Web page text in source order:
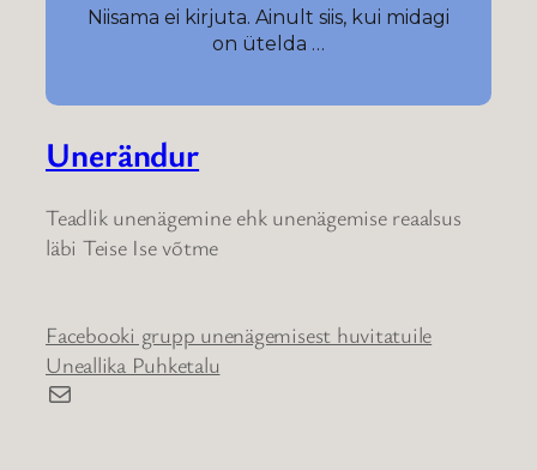
Niisama ei kirjuta. Ainult siis, kui midagi
on ütelda …
Unerändur
Teadlik unenägemine ehk unenägemise reaalsus
läbi Teise Ise võtme
Facebooki grupp unenägemisest huvitatuile
Uneallika Puhketalu
E-post